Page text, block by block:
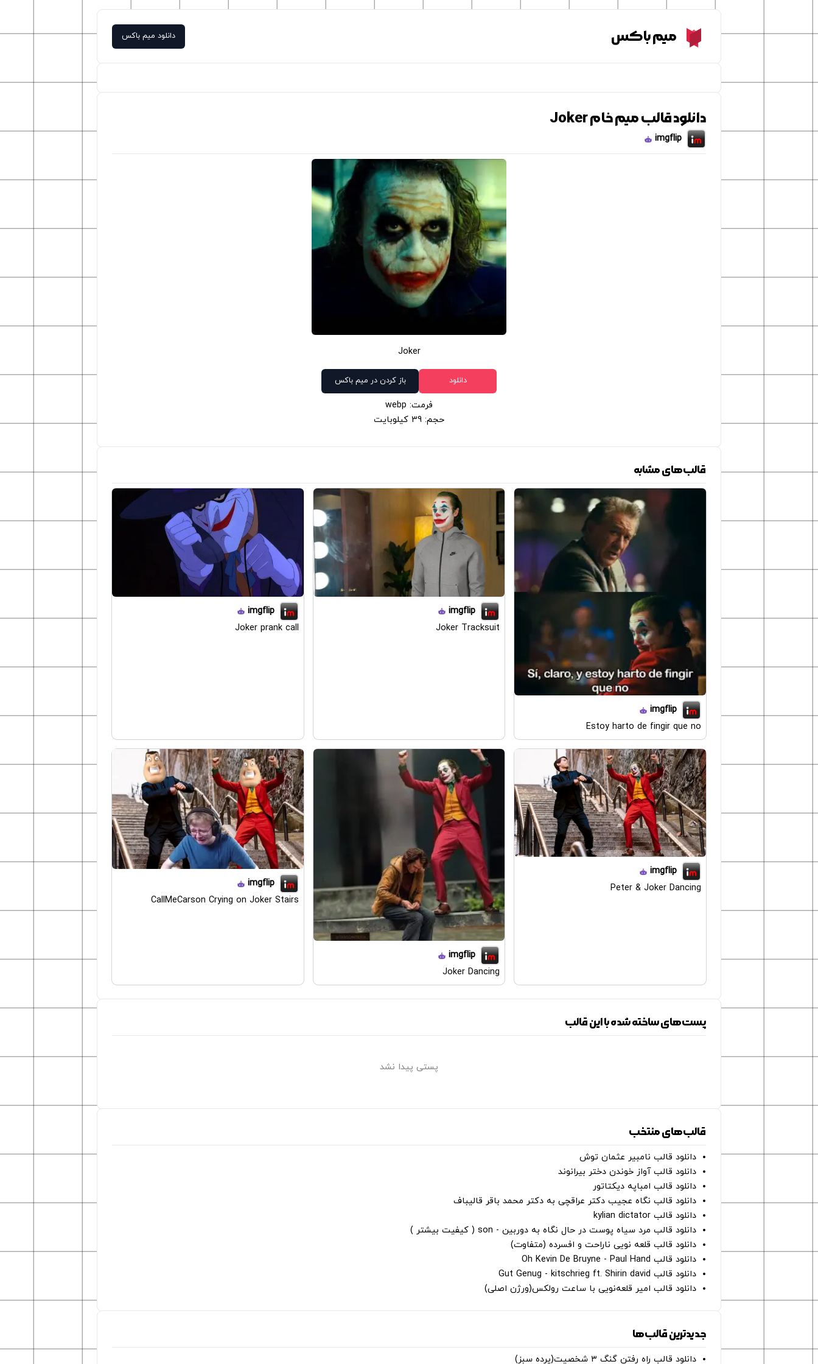
Meme Boxمیم باکس دانلود میم باکس
دانلود قالب میم خام Joker
imgflip
Joker
دانلود باز کردن در میم باکس
فرمت: webp
حجم: 39 کیلوبایت
قالب‌های مشابه
imgflip
Estoy harto de fingir que no
imgflip
Joker Tracksuit
imgflip
Joker prank call
imgflip
Peter & Joker Dancing
imgflip
Joker Dancing
imgflip
CallMeCarson Crying on Joker Stairs
پست‌های ساخته شده با این قالب
پستی پیدا نشد
قالب‌های منتخب
دانلود قالب نامبیر عثمان ‌توش
دانلود قالب آواز خوندن دختر بیرانوند
دانلود قالب امباپه دیکتاتور
دانلود قالب نگاه عجیب دکتر عراقچی به دکتر محمد باقر قالیباف
دانلود قالب kylian dictator
دانلود قالب مرد سیاه پوست در حال نگاه به دوربین - son ( کیفیت بیشتر )
دانلود قالب قلعه نویی ناراحت و افسرده (متفاوت)
دانلود قالب Oh Kevin De Bruyne - Paul Hand
دانلود قالب Gut Genug - kitschrieg ft. Shirin david
دانلود قالب امیر قلعه‌نویی با ساعت رولکس(ورژن اصلی)
جدیدترین قالب‌ها
دانلود قالب راه رفتن گنگ ۳ شخصیت(پرده سبز)